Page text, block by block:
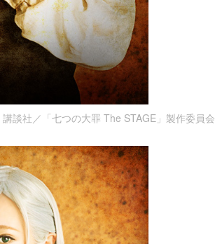
談社／「七つの大罪 The STAGE」製作委員会